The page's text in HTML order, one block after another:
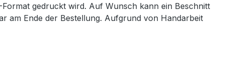
gedruckt wird. Auf Wunsch kann ein Beschnitt
am Ende der Bestellung. Aufgrund von Handarbeit